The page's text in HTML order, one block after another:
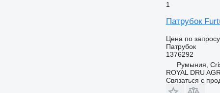
1
Патрубок
Цена по запросу
Патрубок
1376292
Румыния,
ROYAL DRU
Связаться с